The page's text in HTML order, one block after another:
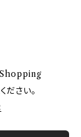
Shopping
ださい。